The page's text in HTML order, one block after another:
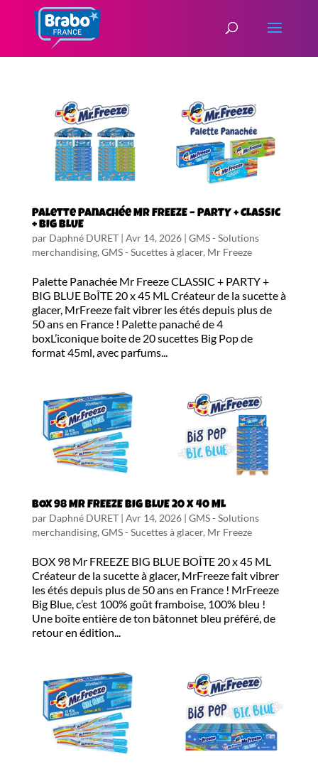
Palette Panachée Mr FREEZE – PARTY + CLASSIC
+ BIG BLUE
par Daphné DURET| Avr 14, 2026| GMS - Solutions
merchandising, GMS - Sucettes à glacer, Mr Freeze
Palette Panachée Mr Freeze CLASSIC + PARTY +
BIG BLUE BoÎTE 20 x 45 ML Créateur de la sucette à
glacer, MrFreeze fait vibrer les étés depuis plus de
50 ans en France ! Palette panaché de 4
boxL’iconique boite de 20 sucettes Big Pop de
format 45ml, avec parfums...
BOX 98 Mr FREEZE BIG BLUE 20 x 40 ML
par Daphné DURET| Avr 14, 2026| GMS - Solutions
merchandising, GMS - Sucettes à glacer, Mr Freeze
BOX 98 Mr FREEZE BIG BLUE BOÎTE 20 x 45 ML
Créateur de la sucette à glacer, MrFreeze fait vibrer
les étés depuis plus de 50 ans en France ! MrFreeze
Big Blue, c’est 100% goût framboise, 100% bleu !
Une boîte entière de ton bâtonnet bleu préféré, de
retour en édition...